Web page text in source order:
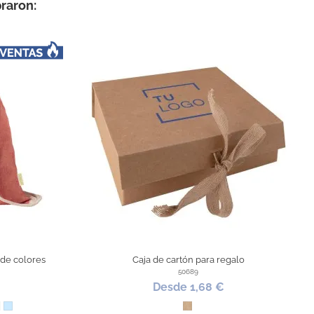
colores
Azul Claro
Caja de cartón para regalo
50689
Desde 1,68 €
Kraft